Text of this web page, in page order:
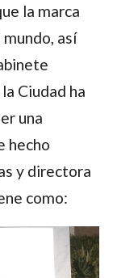
la marca
así
Ciudad ha
una
hecho
y directora
como: